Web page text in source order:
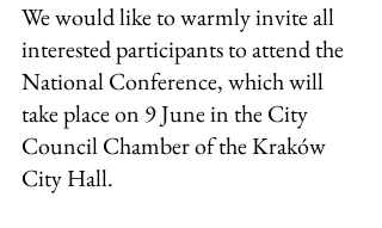
We would like to warmly invite all
interested participants to attend the
National Conference, which will
take place on 9 June in the City
Council Chamber of the Kraków
City Hall.